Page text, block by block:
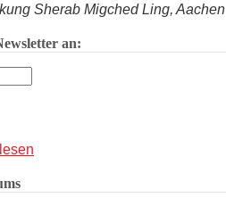
Sherab Migched Ling, Aachen
an: